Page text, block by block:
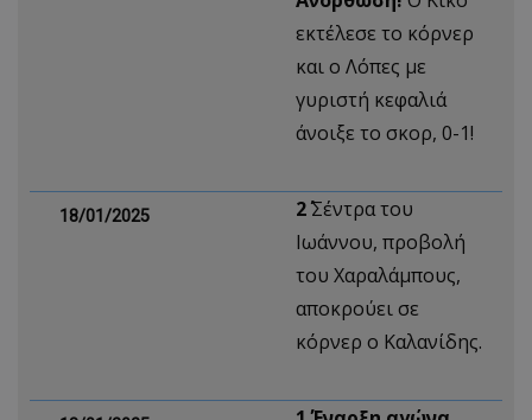
εκτέλεσε το κόρνερ
και ο Λόπες με
γυριστή κεφαλιά
άνοιξε το σκορ, 0-1!
18/01/2025 2΄Σέντρα του
Ιωάννου, προβολή
του Χαραλάμπους,
αποκρούει σε
κόρνερ ο Καλανίδης.